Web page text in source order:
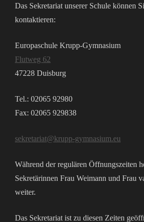
Das Sekretariat unserer Schule können
kontaktieren:
Europaschule Krupp-Gymnasium
Flutweg 62
47228 Duisburg
Tel.: 02065 92980
Fax: 02065 929838
sekretariat@krupp-gymnasium.eu
Während der regulären Öffnungszeiten
Sekretärinnen Frau Weimann und Frau
weiter.
Das Sekretariat ist zu diesen Zeiten